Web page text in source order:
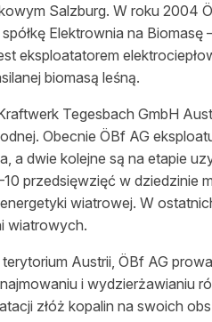
Salzburg. W roku 2004
Elektrownia na
eksploatatorem
biomasą leśną.
Tegesbach GmbH
Obecnie ÖBf AG
a dwie kolejne są na etapie
przedsięwzięć w dziedzinie
wiatrowej. W
wiatrowych.
Austrii, ÖBf AG
i wydzierżawianiu
złóż kopalin na swoich